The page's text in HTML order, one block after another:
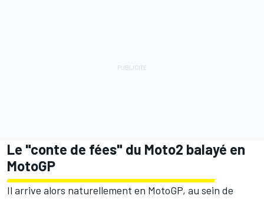
Le "conte de fées" du Moto2 balayé en
MotoGP
Il arrive alors naturellement en MotoGP, au sein de